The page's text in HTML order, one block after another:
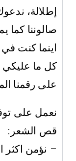
إطلالة،
صالوننا كما
اينما كنت
كل ما عليكي
على رقمنا
نعمل على
قص الشعر:
– نؤمن اكثر